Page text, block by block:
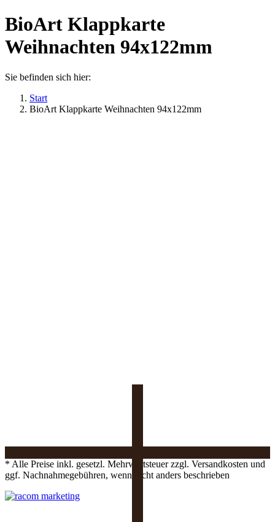
BioArt Klappkarte
Weihnachten 94x122mm
Sie befinden sich hier:
Start
BioArt Klappkarte Weihnachten 94x122mm
* Alle Preise inkl. gesetzl. Mehrwertsteuer zzgl. Versandkosten und
ggf. Nachnahmegebühren, wenn nicht anders beschrieben